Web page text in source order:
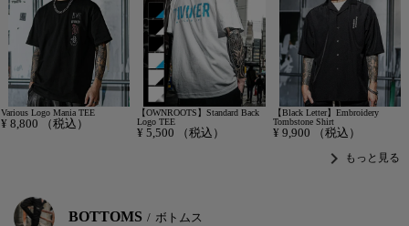
Various Logo Mania TEE
¥ 8,800 （税込）
【OWNROOTS】Standard Back
Logo TEE
¥ 5,500 （税込）
【Black Letter】Embroidery
Tombstone Shirt
¥ 9,900 （税込）
chevron_right もっと見る
BOTTOMS ボトムス